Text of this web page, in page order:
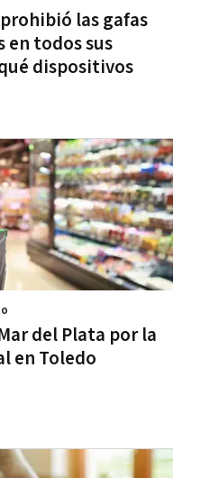
las gafas
todos sus
dispositivos
del Plata por la
en Toledo